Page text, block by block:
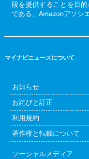
段を提供することを目
である、Amazonアソシ
マイナビニュースについて
お知らせ
お詫びと訂正
利用規約
著作権と転載について
ソーシャルメディア